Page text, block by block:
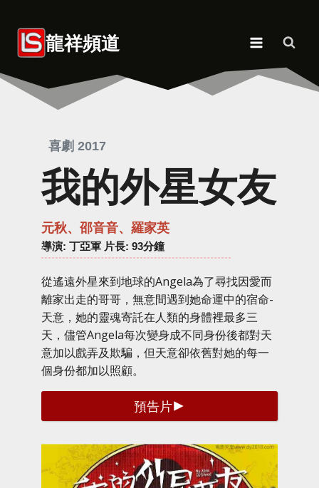
content 龍祥頻道
喜劇 2017
我的外星女友
元秋、邵音音、羅家英
導演: 丁亞軍 片長: 93分鐘
從遙遠外星來到地球的Angela為了尋找因愛而
離家出走的哥哥，無意間遇到她命運中的宿命-
天意，她的靈魂寄託在人類的身體裡最多三
天，儘管Angela每次變身成不同身份後都對天
意加以戲弄及欺騙，但天意卻依舊對她的每一
個身份都加以照顧。
預告片